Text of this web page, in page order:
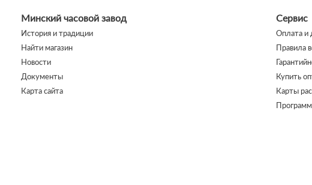
Минский часовой завод
История и традиции
Найти магазин
Новости
Документы
Карта сайта
Сервис
Оплата и
Правила
Купить
Карты